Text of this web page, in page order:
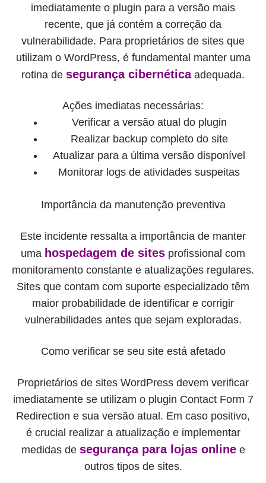
imediatamente o plugin para a versão mais
recente, que já contém a correção da
vulnerabilidade. Para proprietários de sites que
utilizam o WordPress, é fundamental manter uma
rotina de segurança cibernéticaadequada.
Ações imediatas necessárias:
Verificar a versão atual do plugin
Realizar backup completo do site
Atualizar para a última versão disponível
Monitorar logs de atividades suspeitas
Importância da manutenção preventiva
Este incidente ressalta a importância de manter
uma hospedagem de sites profissional com
monitoramento constante e atualizações regulares.
Sites que contam com suporte especializado têm
maior probabilidade de identificar e corrigir
vulnerabilidades antes que sejam exploradas.
Como verificar se seu site está afetado
Proprietários de sites WordPress devem verificar
imediatamente se utilizam o plugin Contact Form 7
Redirection e sua versão atual. Em caso positivo,
é crucial realizar a atualização e implementar
medidas de segurança para lojas onlinee
outros tipos de sites.